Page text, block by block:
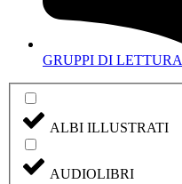
GRUPPI DI LETTURA
ALBI ILLUSTRATI
AUDIOLIBRI